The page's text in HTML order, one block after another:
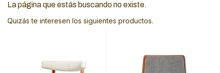
La página que estás buscando no existe.
Quizás te interesen los siguientes productos.